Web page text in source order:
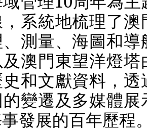
系統地梳理了澳
測量、海圖和導
澳門東望洋燈塔
和文獻資料，透
變遷及多媒體展
發展的百年歷程